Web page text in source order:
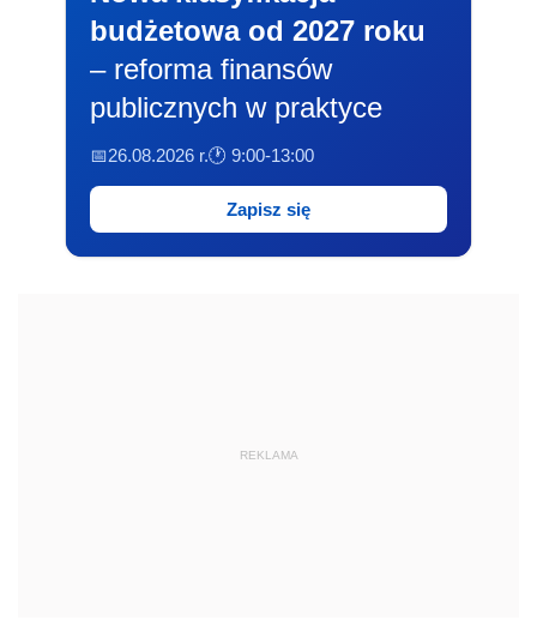
budżetowa od 2027 roku
– reforma finansów
publicznych w praktyce
📅26.08.2026 r.🕐 9:00-13:00
Zapisz się
REKLAMA